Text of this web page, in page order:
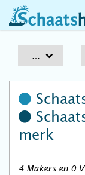
merk
4 Makers en 0